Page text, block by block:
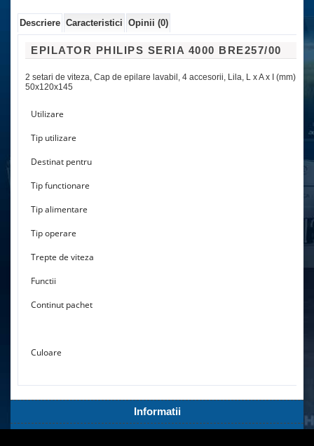
Descriere Caracteristici Opinii (0)
EPILATOR PHILIPS SERIA 4000 BRE257/00
2 setari de viteza, Cap de epilare lavabil, 4 accesorii, Lila, L x A x I (mm)
50x120x145
Utilizare
Tip utilizare
Destinat pentru
Tip functionare
Tip alimentare
Tip operare
Trepte de viteza
Functii
Continut pachet
Culoare
Informatii